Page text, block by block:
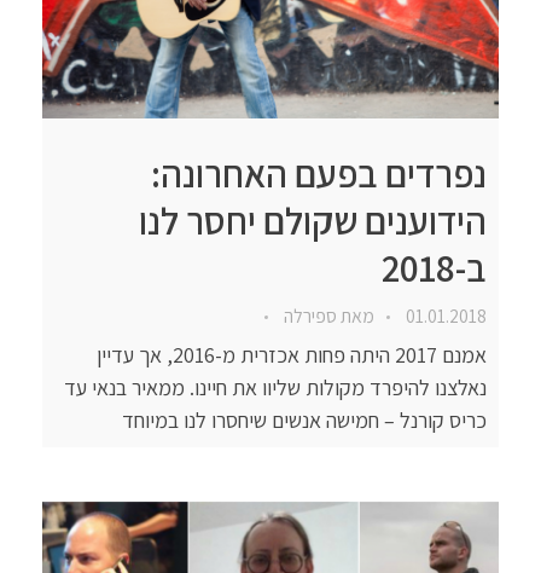
נפרדים בפעם האחרונה:
הידוענים שקולם יחסר לנו
ב-2018
01.01.2018 מאתספירלה
אמנם 2017 היתה פחות אכזרית מ-2016, אך עדיין
נאלצנו להיפרד מקולות שליוו את חיינו. ממאיר בנאי עד
כריס קורנל – חמישה אנשים שיחסרו לנו במיוחד